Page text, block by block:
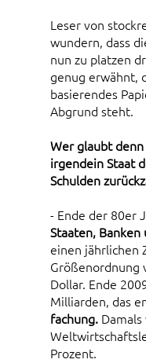
Leser von
wundern, dass
nun zu platzen
genug erwähnt,
basierendes
Abgrund steht.
Wer glaubt
irgendein Staat
Schulden
- Ende der 80er
Staaten,
einen jährlichen
Größenordnung
Dollar. Ende
Milliarden, das
fachung.
Prozent.